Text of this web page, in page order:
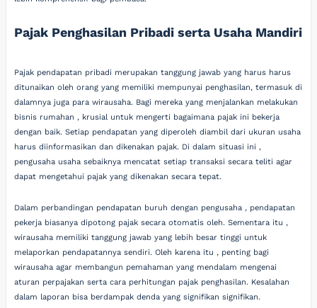
Pajak Penghasilan Pribadi serta Usaha Mandiri
Pajak pendapatan pribadi merupakan tanggung jawab yang harus harus
ditunaikan oleh orang yang memiliki mempunyai penghasilan, termasuk di
dalamnya juga para wirausaha. Bagi mereka yang menjalankan melakukan
bisnis rumahan , krusial untuk mengerti bagaimana pajak ini bekerja
dengan baik. Setiap pendapatan yang diperoleh diambil dari ukuran usaha
harus diinformasikan dan dikenakan pajak. Di dalam situasi ini ,
pengusaha usaha sebaiknya mencatat setiap transaksi secara teliti agar
dapat mengetahui pajak yang dikenakan secara tepat.
Dalam perbandingan pendapatan buruh dengan pengusaha , pendapatan
pekerja biasanya dipotong pajak secara otomatis oleh. Sementara itu ,
wirausaha memiliki tanggung jawab yang lebih besar tinggi untuk
melaporkan pendapatannya sendiri. Oleh karena itu , penting bagi
wirausaha agar membangun pemahaman yang mendalam mengenai
aturan perpajakan serta cara perhitungan pajak penghasilan. Kesalahan
dalam laporan bisa berdampak denda yang signifikan signifikan.